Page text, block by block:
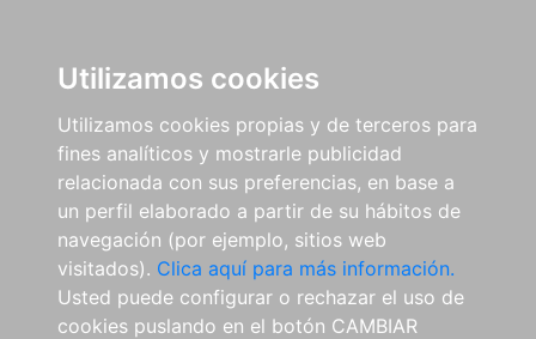
Utilizamos cookies
Utilizamos cookies propias y de terceros para
fines analíticos y mostrarle publicidad
relacionada con sus preferencias, en base a
un perfil elaborado a partir de su hábitos de
navegación (por ejemplo, sitios web
visitados). Clica aquí para más información.
Usted puede configurar o rechazar el uso de
cookies puslando en el botón CAMBIAR